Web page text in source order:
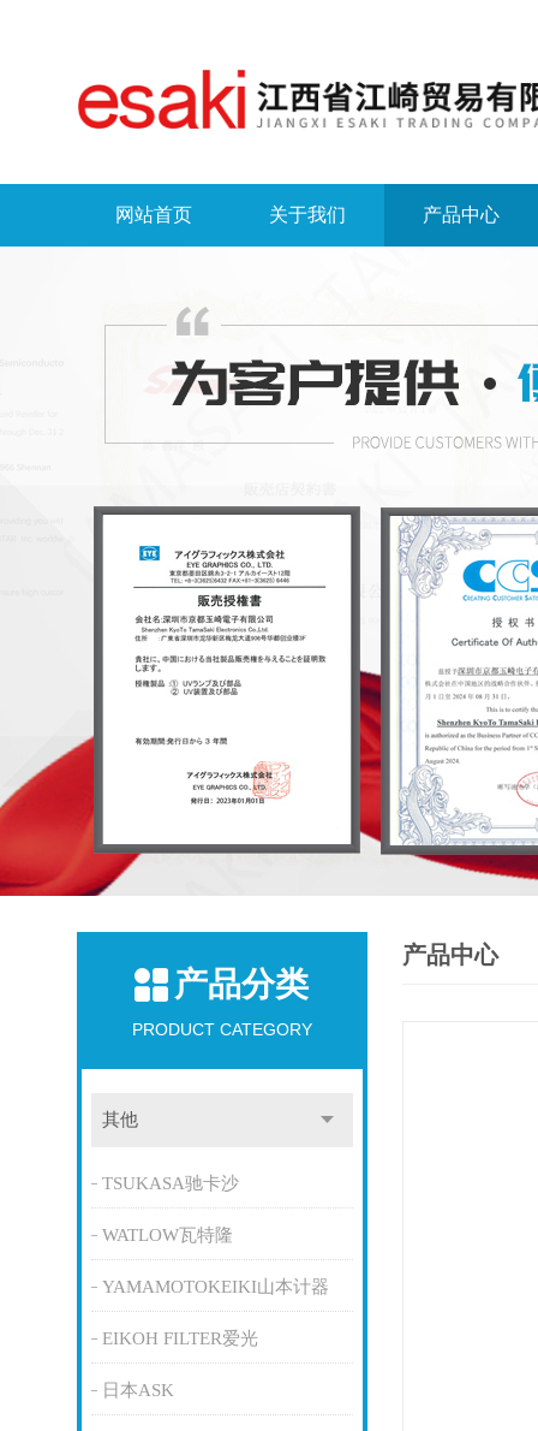
网站首页 关于我们 产品中心
产品分类
PRODUCT CATEGORY
其他
TSUKASA驰卡沙
WATLOW瓦特隆
YAMAMOTOKEIKI山本计器
EIKOH FILTER爱光
日本ASK
产品中心